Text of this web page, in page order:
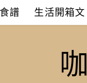
譜 生活開箱文